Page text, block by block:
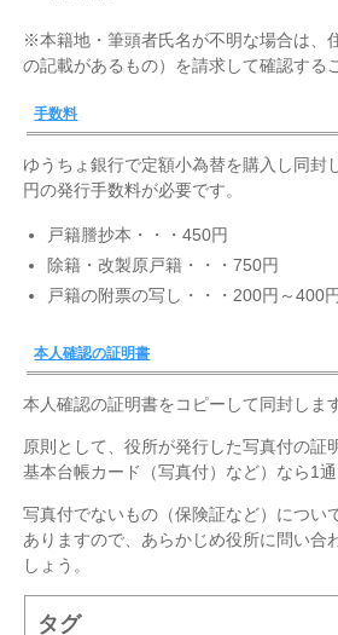
※本籍地・筆頭者氏名が不明な場合は、
の記載があるもの）を請求して確認する
手数料
ゆうちょ銀行で定額小為替を購入し同封
円の発行手数料が必要です。
戸籍謄抄本・・・450円
除籍・改製原戸籍・・・750円
戸籍の附票の写し・・・200円～400円
本人確認の証明書
本人確認の証明書をコピーして同封しま
原則として、役所が発行した写真付の証
基本台帳カード（写真付）など）なら1通
写真付でないもの（保険証など）につい
ありますので、あらかじめ役所に問い合
しょう。
タグ